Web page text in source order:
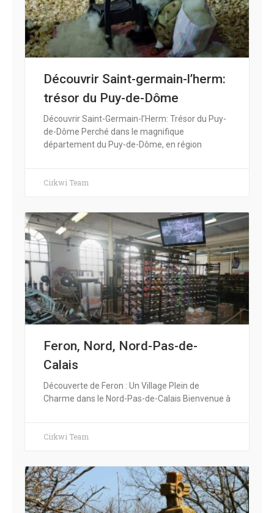
Découvrir Saint-germain-l’herm:
trésor du Puy-de-Dôme
Découvrir Saint-Germain-l’Herm: Trésor du Puy-
de-Dôme Perché dans le magnifique
département du Puy-de-Dôme, en région
Cirkwi Team
Feron, Nord, Nord-Pas-de-
Calais
Découverte de Feron : Un Village Plein de
Charme dans le Nord-Pas-de-Calais Bienvenue à
Cirkwi Team